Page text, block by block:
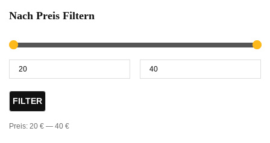
Nach Preis Filtern
FILTER
Preis: 20 € — 40 €